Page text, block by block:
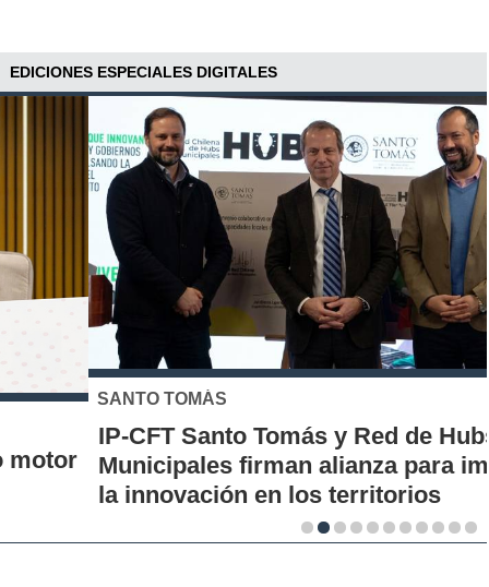
EDICIONES ESPECIALES DIGITALES
SANTO TOMÁS
IP-CFT Santo Tomás y Red de Hubs
Municipales firman alianza para impulsar
la innovación en los territorios